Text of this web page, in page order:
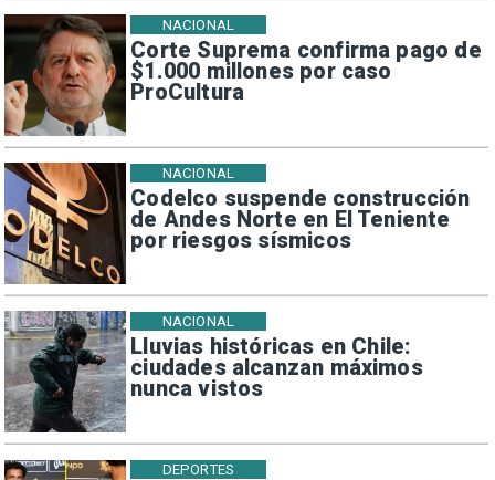
Corte Suprema confirma pago de
$1.000 millones por caso
ProCultura
NACIONAL
Codelco suspende construcción
de Andes Norte en El Teniente
por riesgos sísmicos
NACIONAL
Lluvias históricas en Chile:
ciudades alcanzan máximos
nunca vistos
NACIONAL
DEPORTES